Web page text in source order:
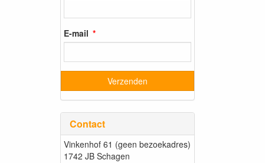
E-mail
Contact
Vinkenhof 61 (geen bezoekadres)
1742 JB Schagen